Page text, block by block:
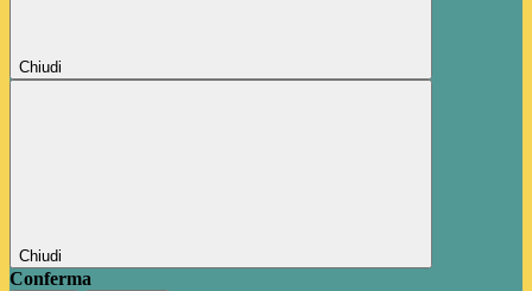
Chiudi
Chiudi
Conferma